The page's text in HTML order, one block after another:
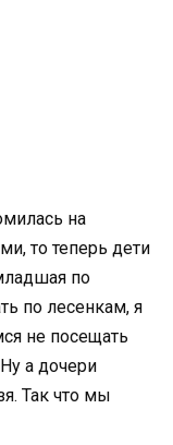
на
то теперь дети
по
по лесенкам, я
не посещать
а дочери
Так что мы